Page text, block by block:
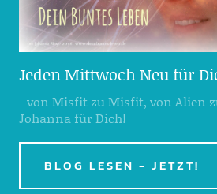
Jeden Mittwoch Neu für
- von Misfit zu Misfit, von Alien
Johanna für Dich!
BLOG LESEN - JETZT!